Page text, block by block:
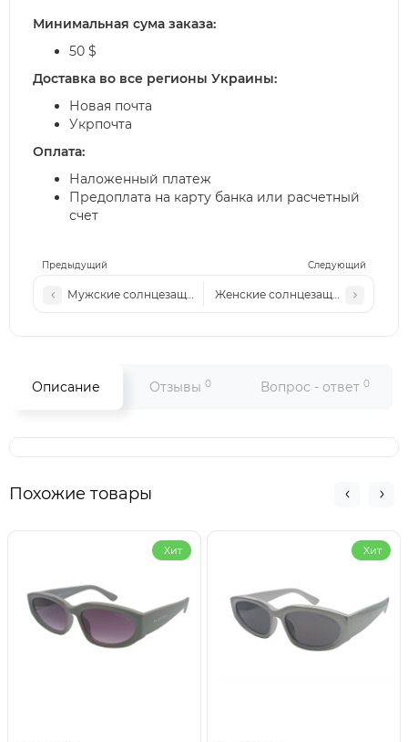
Предыдущий Следующий
Мужские солнцезащитные очки РР 2621 с1
Женские солнцезащитные очки
Минимальная сума заказа:
50 $
Доставка во все регионы Украины:
Новая почта
Укрпочта
Оплата:
Наложенный платеж
Предоплата на карту банка или расчетный
счет
Описание Отзывы 0 Вопрос - ответ 0
Похожие товары
Хит Хит